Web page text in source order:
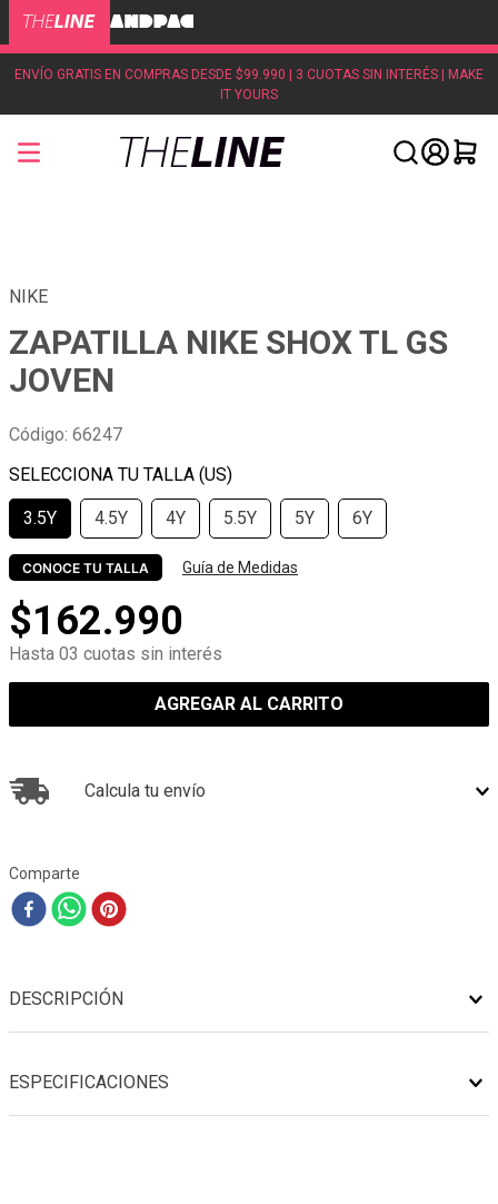
ENVÍO GRATIS EN COMPRAS DESDE $99.990 | 3 CUOTAS SIN INTERÉS | MAKE
IT YOURS
NIKE
ZAPATILLA NIKE SHOX TL GS
JOVEN
Código: 66247
3.5Y 4.5Y 4Y 5.5Y 5Y 6Y
CONOCE TU TALLA Guía de Medidas
$162.990
Hasta 03 cuotas sin interés
AGREGAR AL CARRITO
Calcula tu envío
Comparte
DESCRIPCIÓN
ESPECIFICACIONES